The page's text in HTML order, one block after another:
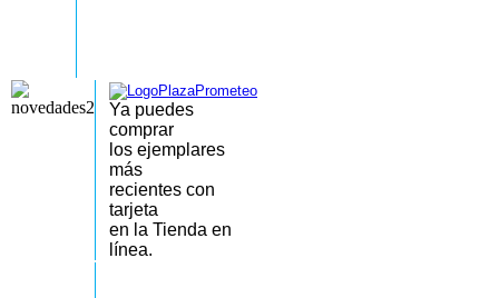
Ya puedes
comprar
los ejemplares
más
recientes con
tarjeta
en la Tienda en
línea.